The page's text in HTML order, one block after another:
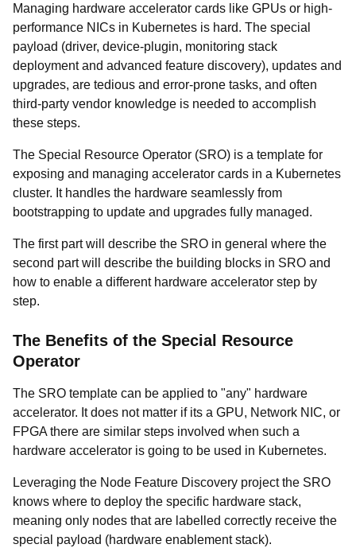
Managing hardware accelerator cards like GPUs or high-
performance NICs in Kubernetes is hard. The special
payload (driver, device-plugin, monitoring stack
deployment and advanced feature discovery), updates and
upgrades, are tedious and error-prone tasks, and often
third-party vendor knowledge is needed to accomplish
these steps.
The Special Resource Operator (SRO) is a template for
exposing and managing accelerator cards in a Kubernetes
cluster. It handles the hardware seamlessly from
bootstrapping to update and upgrades fully managed.
The first part will describe the SRO in general where the
second part will describe the building blocks in SRO and
how to enable a different hardware accelerator step by
step.
The Benefits of the Special Resource
Operator
The SRO template can be applied to "any" hardware
accelerator. It does not matter if its a GPU, Network NIC, or
FPGA there are similar steps involved when such a
hardware accelerator is going to be used in Kubernetes.
Leveraging the Node Feature Discovery project the SRO
knows where to deploy the specific hardware stack,
meaning only nodes that are labelled correctly receive the
special payload (hardware enablement stack).